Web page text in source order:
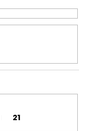
21